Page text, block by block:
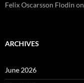
Felix Oscarsson Flodin on
ARCHIVES
June 2026